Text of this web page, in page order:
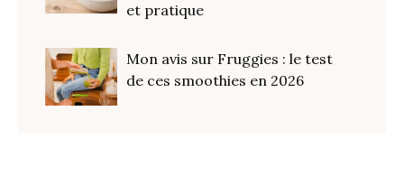
et pratique
Mon avis sur Fruggies : le test
de ces smoothies en 2026